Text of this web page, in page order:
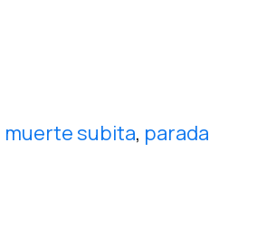
muerte subita, parada